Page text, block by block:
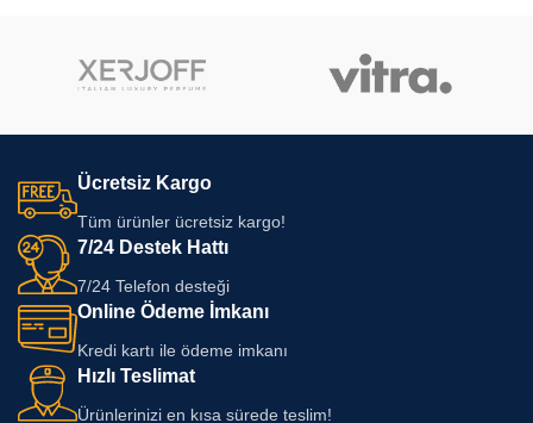
Ücretsiz Kargo
Tüm ürünler ücretsiz kargo!
7/24 Destek Hattı
7/24 Telefon desteği
Online Ödeme İmkanı
Kredi kartı ile ödeme imkanı
Hızlı Teslimat
Ürünlerinizi en kısa sürede teslim!